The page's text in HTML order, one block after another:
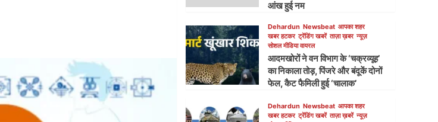
आंख हुई नम
Dehardun Newsbeat आपका शहर
खबर हटकर ट्रेंडिंग खबरें ताज़ा ख़बर न्यूज़
सोशल मीडिया वायरल
आदमखोरों ने वन विभाग के ‘चक्रव्यूह’
का निकाला तोड़, पिंजरे और बंदूकें दोनों
फेल, कैट फैमिली हुई ‘चालाक’
Dehardun Newsbeat आपका शहर
खबर हटकर ट्रेंडिंग खबरें ताज़ा ख़बरें न्यूज़